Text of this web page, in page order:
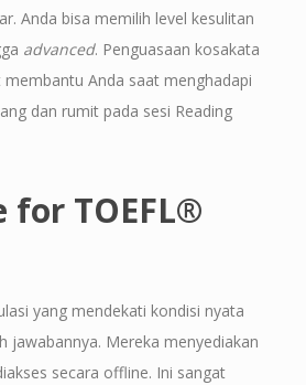
Anda bisa memilih level kesulitan
advanced. Penguasaan kosakata
Anda saat menghadapi
dan rumit pada sesi Reading
for TOEFL®
yang mendekati kondisi nyata
jawabannya. Mereka menyediakan
secara offline. Ini sangat